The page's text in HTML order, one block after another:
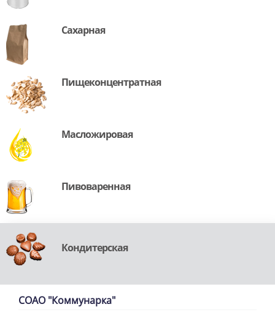
Сахарная
Пищеконцентратная
Масложировая
Пивоваренная
Кондитерская
СОАО "Коммунарка"